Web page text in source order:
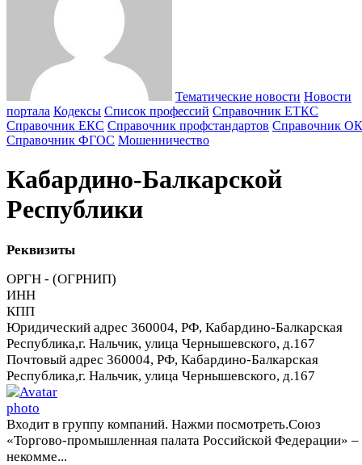
Тематические новости Новости
портала Кодексы Cписок профессий Справочник ЕТКС
Справочник ЕКС Справочник профстандартов Справочник
Справочник ФГОС Мошенничество
Кабардино-Балкарской
Республики
Реквизиты
ОРГН - (ОГРНИП)
ИНН
КПП
Юридический адрес 360004, РФ, Кабардино-Балкарская
Республика,г. Нальчик, улица Чернышевского, д.167
Почтовый адрес 360004, РФ, Кабардино-Балкарская
Республика,г. Нальчик, улица Чернышевского, д.167
Входит в группу компаний. Нажми посмотреть.Союз
«Торгово-промышленная палата Российской Федерации» –
некомме...